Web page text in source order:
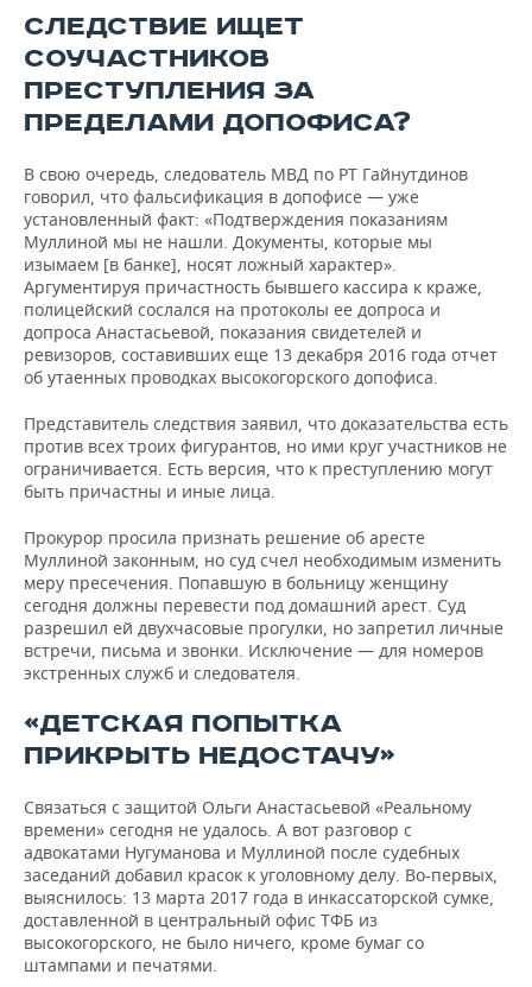
СЛЕДСТВИЕ ИЩЕТ
СОУЧАСТНИКОВ
ПРЕСТУПЛЕНИЯ ЗА
ПРЕДЕЛАМИ ДОПОФИСА?
В свою очередь, следователь МВД по РТ Гайнутдинов
говорил, что фальсификация в допофисе — уже
установленный факт: «Подтверждения показаниям
Муллиной мы не нашли. Документы, которые мы
изымаем [в банке], носят ложный характер».
Аргументируя причастность бывшего кассира к краже,
полицейский сослался на протоколы ее допроса и
допроса Анастасьевой, показания свидетелей и
ревизоров, составивших еще 13 декабря 2016 года отчет
об утаенных проводках высокогорского допофиса.
Представитель следствия заявил, что доказательства есть
против всех троих фигурантов, но ими круг участников не
ограничивается. Есть версия, что к преступлению могут
быть причастны и иные лица.
Прокурор просила признать решение об аресте
Муллиной законным, но суд счел необходимым изменить
меру пресечения. Попавшую в больницу женщину
сегодня должны перевести под домашний арест. Суд
разрешил ей двухчасовые прогулки, но запретил личные
встречи, письма и звонки. Исключение — для номеров
экстренных служб и следователя.
«ДЕТСКАЯ ПОПЫТКА
ПРИКРЫТЬ НЕДОСТАЧУ»
Связаться с защитой Ольги Анастасьевой «Реальному
времени» сегодня не удалось. А вот разговор с
адвокатами Нугуманова и Муллиной после судебных
заседаний добавил красок к уголовному делу. Во-первых,
выяснилось: 13 марта 2017 года в инкассаторской сумке,
доставленной в центральный офис ТФБ из
высокогорского, не было ничего, кроме бумаг со
штампами и печатями.